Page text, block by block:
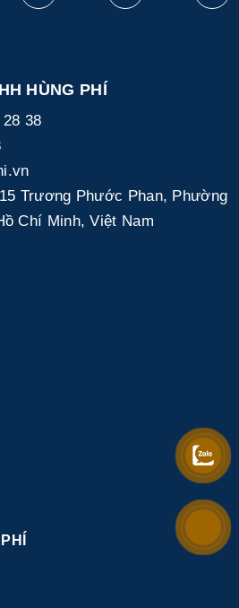
HÙNG PHÍ
38
15 Trương Phước Phan, Phường
Chí Minh, Việt Nam